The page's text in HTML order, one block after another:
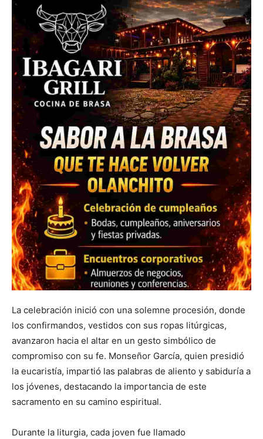
La celebración inició con una solemne procesión, donde
los confirmandos, vestidos con sus ropas litúrgicas,
avanzaron hacia el altar en un gesto simbólico de
compromiso con su fe. Monseñor García, quien presidió
la eucaristía, impartió las palabras de aliento y sabiduría a
los jóvenes, destacando la importancia de este
sacramento en su camino espiritual.
Durante la liturgia, cada joven fue llamado